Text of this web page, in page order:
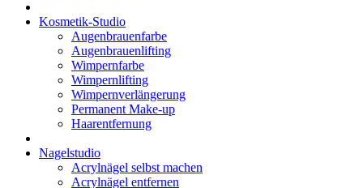
Kosmetik-Studio
Augenbrauenfarbe
Augenbrauenlifting
Wimpernfarbe
Wimpernlifting
Wimpernverlängerung
Permanent Make-up
Haarentfernung
Nagelstudio
Acrylnägel selbst machen
Acrylnägel entfernen